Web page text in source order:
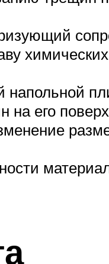
напольной
на его